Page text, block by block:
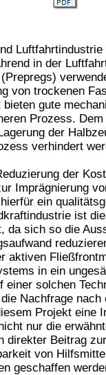
in der
von trockenen
gute
Prozess.
der
verhindert
der
Imprägnierung
ein
ist
da sich so die
aktiven
in ein
einer solchen
Nachfrage
Projekt eine
nur die
direkter Beitrag
von
geschaffen